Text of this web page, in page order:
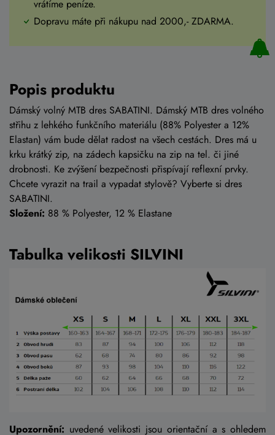
vrátíme peníze.
Dopravu máte při nákupu nad 2000,- ZDARMA.
Popis produktu
Dámský volný MTB dres SABATINI. Dámský MTB dres volného
střihu z lehkého funkčního materiálu (88% Polyester a 12%
Elastan) vám bude dělat radost na všech cestách. Dres má u
krku krátký zip, na zádech kapsičku na zip na tel. či jiné
drobnosti. Ke zvýšení bezpečnosti přispívají reflexní prvky.
Chcete vyrazit na trail a vypadat stylově? Vyberte si dres
SABATINI.
Složení: 88 % Polyester, 12 % Elastane
Tabulka velikosti SILVINI
Upozornění: uvedené velikosti jsou orientační a s ohledem